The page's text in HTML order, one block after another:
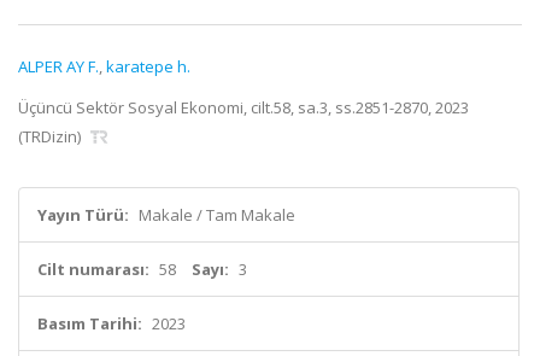
ALPER AY F.,karatepe h.
Üçüncü Sektör Sosyal Ekonomi, cilt.58, sa.3, ss.2851-2870, 2023
(TRDizin)
Yayın Türü: Makale / Tam Makale
Cilt numarası: 58 Sayı: 3
Basım Tarihi: 2023